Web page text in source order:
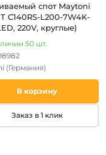
спот Maytoni
C140RS-L200-7W4K-
220V, круглые)
50 шт.
(Германия)
В корзину
Заказ в 1 клик